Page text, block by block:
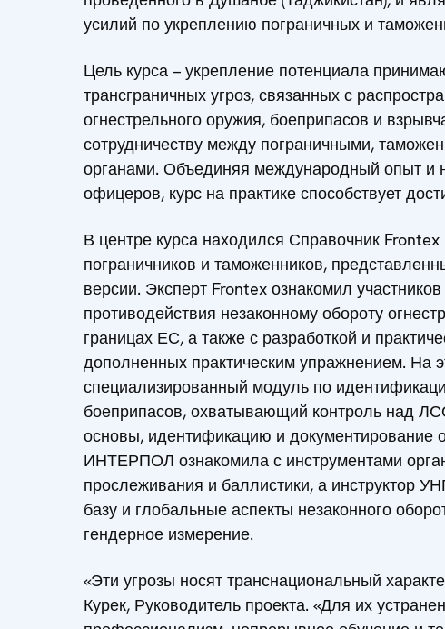
усилий по укреплению пограничных и
Цель курса – укрепление потенциала
трансграничных угроз, связанных с
огнестрельного оружия, боеприпасов и
сотрудничеству между пограничными,
органами. Объединяя международный опыт и
офицеров, курс на практике способствует
В центре курса находился Справочник
пограничников и таможенников,
версии. Эксперт Frontex ознакомил
противодействия незаконному обороту
границах ЕС, а также с разработкой и
дополненных практическим упражнением. На
специализированный модуль по
боеприпасов, охватывающий контроль над
основы, идентификацию и документирование
ИНТЕРПОЛ ознакомила с инструментами
прослеживания и баллистики, а инструктор
базу и глобальные аспекты незаконного
гендерное измерение.
«Эти угрозы носят транснациональный
Курек, Руководитель проекта. «Для их